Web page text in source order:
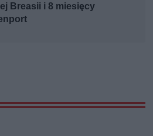
Breasii i 8 miesięcy